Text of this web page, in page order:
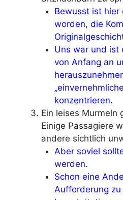
Bewusst ist
worden, die
Uns war und ist
von Anfang an
konzentrieren.
Ein leises Murmeln
Einige Passagiere
andere sichtlich
Aber soviel
werden.
Schon eine
Aufforderung